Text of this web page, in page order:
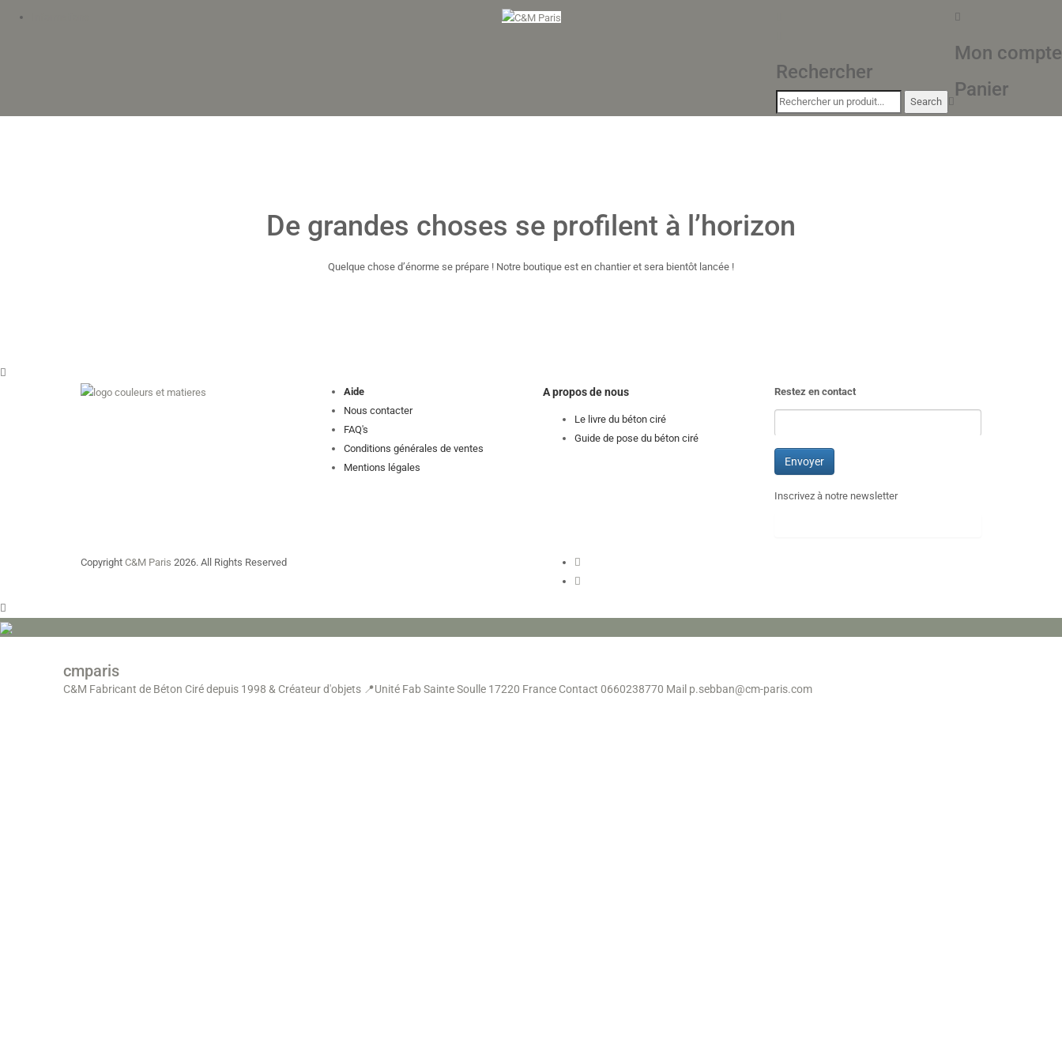
Mon compte
Panier
Rechercher
De grandes choses se profilent à l’horizon
Quelque chose d’énorme se prépare ! Notre boutique est en chantier et sera bientôt lancée !
Aide
Nous contacter
FAQ's
Conditions générales de ventes
Mentions légales
A propos de nous
Le livre du béton ciré
Guide de pose du béton ciré
Restez en contact
Inscrivez à notre newsletter
Copyright C&M Paris 2026. All Rights Reserved
cmparis
C&M Fabricant de Béton Ciré depuis 1998 & Créateur d'objets 📍Unité Fab Sainte Soulle 17220 France Contact 0660238770 Mail p.sebban@cm-paris.com